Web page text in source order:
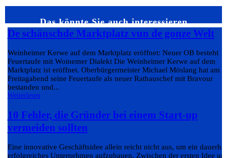
Das könnte Sie auch interessieren…
De schänschde Marktplatz vun de gonze Welt
Weinheimer Kerwe auf dem Marktplatz eröffnet: Neuer OB besteht
Feuertaufe mit Woinemer Dialekt Die Weinheimer Kerwe auf dem
Marktplatz ist eröffnet. Oberbürgermeister Michael Möslang hat am
Freitagabend seine Feuertaufe als neuer Rathauschef mit Bravour
bestanden und...
Weiterlesen
10 Fehler, die Gründer bei einem Start-up
vermeiden sollten
Eine innovative Geschäftsidee allein reicht nicht aus, um ein
erfolgreiches Unternehmen aufzubauen. Zwischen der ersten Idee